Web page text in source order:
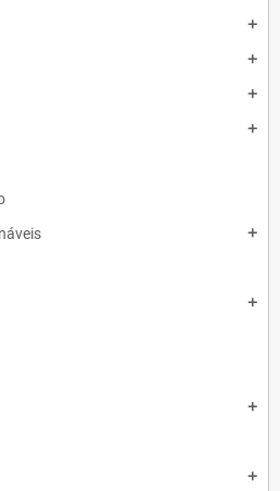
add
add
add
add
add
add
add
add